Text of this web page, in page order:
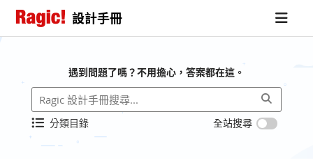
設計手冊
遇到問題了嗎？不用擔心，答案都在這。
分類目錄 全站搜尋